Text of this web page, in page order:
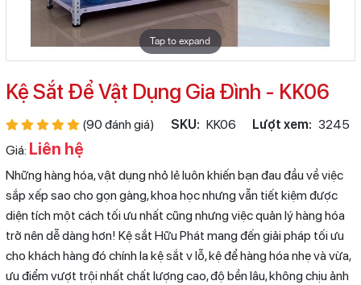
Tap to expand
Kệ Sắt Để Vật Dụng Gia Đình - KK06
(90 đánh giá) SKU: KK06 Lượt xem: 3245
Giá: Liên hệ
Những hàng hóa, vật dụng nhỏ lẻ luôn khiến bạn đau đầu về việc
sắp xếp sao cho gọn gàng, khoa học nhưng vẫn tiết kiệm được
diện tích một cách tối ưu nhất cũng nhưng việc quản lý hàng hóa
trở nên dễ dàng hơn! Kệ sắt Hữu Phát mang đến giải pháp tối ưu
cho khách hàng đó chính la kệ sắt v lỗ, kệ để hàng hóa nhẹ và vừa,
ưu điểm vượt trội nhất chất lượng cao, độ bền lâu, không chịu ảnh